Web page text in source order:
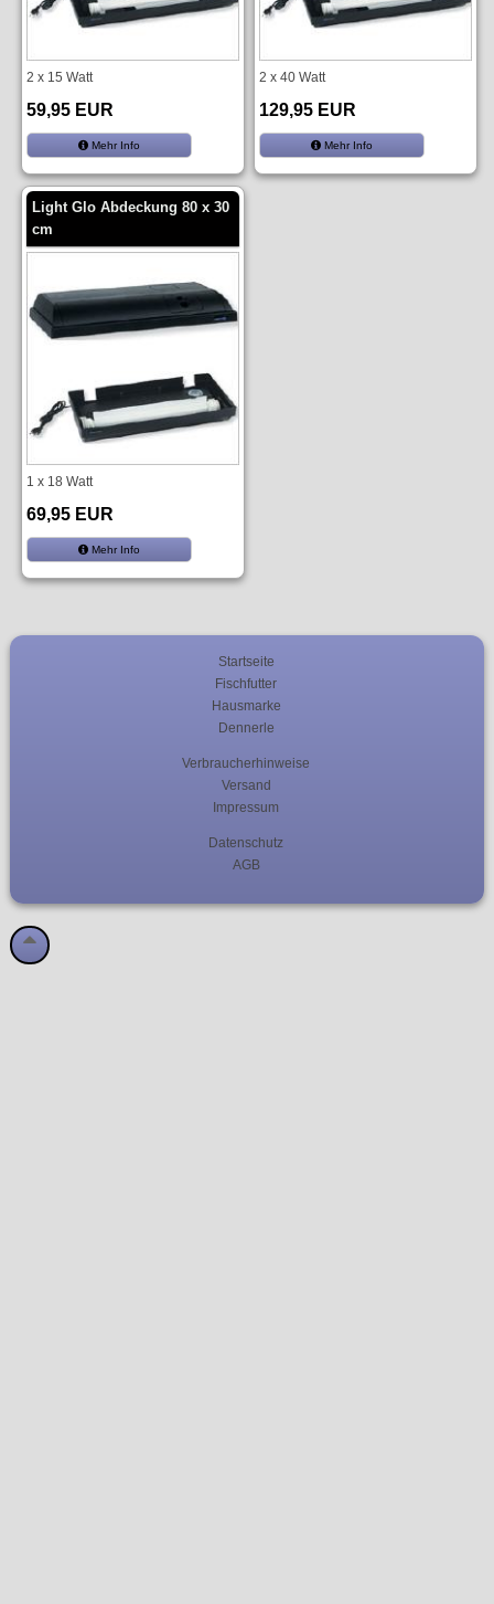
2 x 15 Watt
59,95 EUR
Mehr Info
Light Glo Abdeckung 80 x 30
cm
1 x 18 Watt
69,95 EUR
Mehr Info
2 x 40 Watt
129,95 EUR
Mehr Info
Startseite
Fischfutter
Hausmarke
Dennerle
Verbraucherhinweise
Versand
Impressum
Datenschutz
AGB